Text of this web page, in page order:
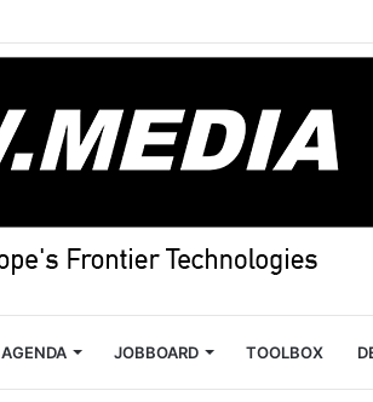
AGENDA JOBBOARD TOOLBOX